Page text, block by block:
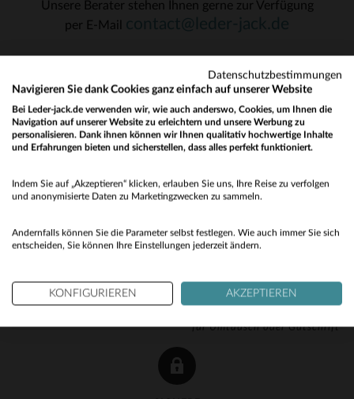
KOSTENLOSE LIEFERUNG
ab 150 €
KOSTENLOSE 90-TAGE-
RÜCKGABE
für Umtausch oder Gutschrift
Unsere Berater stehen Ihnen gerne zur Verfügung
per E-Mail
UNSERE VERTRAUENSWÜRDIGEN PARTNER
No
Datenschutzbestimmungen
Navigieren Sie dank Cookies ganz einfach auf unserer Website
Bei Leder-jack.de verwenden wir, wie auch anderswo, Cookies, um Ihnen die
Navigation auf unserer Website zu erleichtern und unsere Werbung zu
personalisieren. Dank ihnen können wir Ihnen qualitativ hochwertige Inhalte
und Erfahrungen bieten und sicherstellen, dass alles perfekt funktioniert.
Indem Sie auf „Akzeptieren“ klicken, erlauben Sie uns, Ihre Reise zu verfolgen
und anonymisierte Daten zu Marketingzwecken zu sammeln.
Andernfalls können Sie die Parameter selbst festlegen. Wie auch immer Sie sich
entscheiden, Sie können Ihre Einstellungen jederzeit ändern.
KONFIGURIEREN AKZEPTIEREN